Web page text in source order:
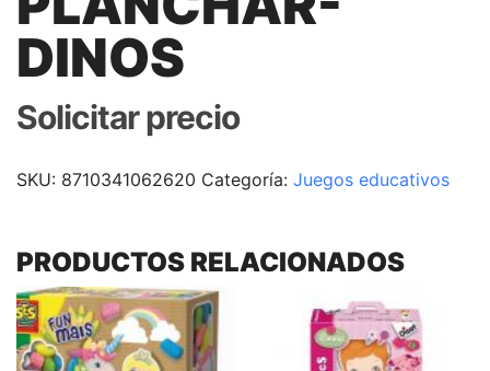
DINOS
Solicitar precio
SKU: 8710341062620 Categoría: Juegos educativos
PRODUCTOS RELACIONADOS